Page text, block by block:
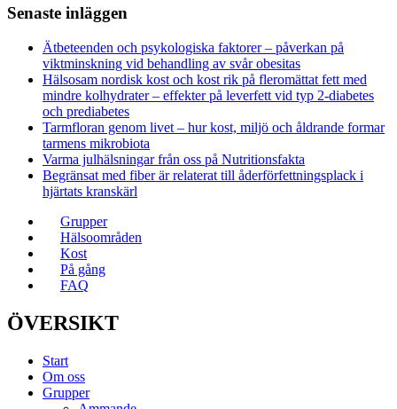
Senaste inläggen
Ätbeteenden och psykologiska faktorer – påverkan på
viktminskning vid behandling av svår obesitas
Hälsosam nordisk kost och kost rik på fleromättat fett med
mindre kolhydrater – effekter på leverfett vid typ 2-diabetes
och prediabetes
Tarmfloran genom livet – hur kost, miljö och åldrande formar
tarmens mikrobiota
Varma julhälsningar från oss på Nutritionsfakta
Begränsat med fiber är relaterat till åderförfettningsplack i
hjärtats kranskärl
Grupper
Hälsoområden
Kost
På gång
FAQ
ÖVERSIKT
Start
Om oss
Grupper